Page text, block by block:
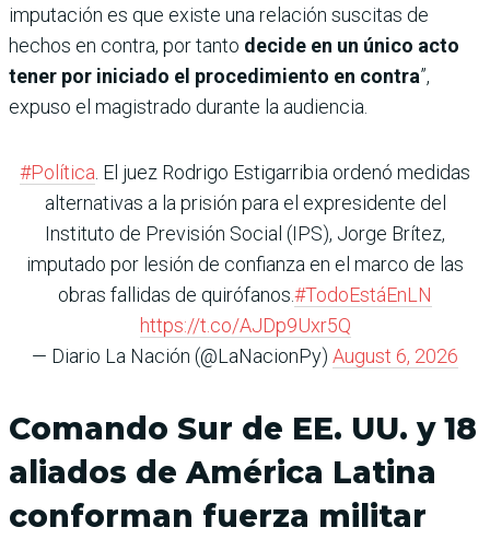
imputación es que existe una relación suscitas de
hechos en contra, por tanto decide en un único acto
tener por iniciado el procedimiento en contra”,
expuso el magistrado durante la audiencia.
#Política . El juez Rodrigo Estigarribia ordenó medidas
alternativas a la prisión para el expresidente del
Instituto de Previsión Social (IPS), Jorge Brítez,
imputado por lesión de confianza en el marco de las
obras fallidas de quirófanos.#TodoEstáEnLN
https://t.co/AJDp9Uxr5Q
— Diario La Nación (@LaNacionPy) August 6, 2026
Comando Sur de EE. UU. y 18
aliados de América Latina
conforman fuerza militar